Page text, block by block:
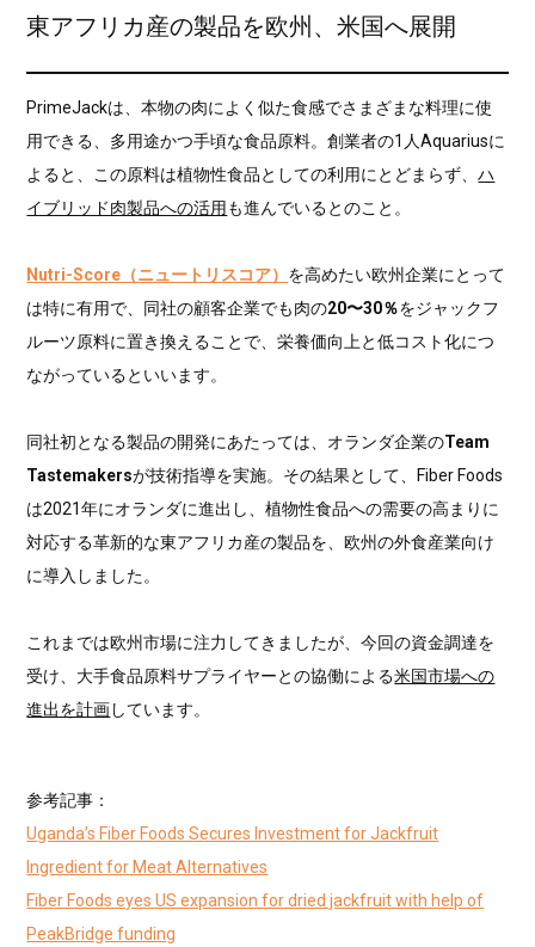
東アフリカ産の製品を欧州、米国へ展開
PrimeJackは、本物の肉によく似た食感でさまざまな料理に使
用できる、多用途かつ手頃な食品原料。創業者の1人Aquariusに
よると、この原料は植物性食品としての利用にとどまらず、ハ
イブリッド肉製品への活用 も進んでいるとのこと。
Nutri-Score（ニュートリスコア） を高めたい欧州企業にとって
は特に有用で、同社の顧客企業でも肉の20〜30％をジャックフ
ルーツ原料に置き換えることで、栄養価向上と低コスト化につ
ながっているといいます。
同社初となる製品の開発にあたっては、オランダ企業のTeam
Tastemakersが技術指導を実施。その結果として、Fiber Foods
は2021年にオランダに進出し、植物性食品への需要の高まりに
対応する革新的な東アフリカ産の製品を、欧州の外食産業向け
に導入しました。
これまでは欧州市場に注力してきましたが、今回の資金調達を
受け、大手食品原料サプライヤーとの協働による米国市場への
進出を計画しています。
参考記事：
Uganda’s Fiber Foods Secures Investment for Jackfruit
Ingredient for Meat Alternatives
Fiber Foods eyes US expansion for dried jackfruit with help of
PeakBridge funding